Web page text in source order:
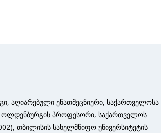
აღიარებული ენათმეცნიერი, საქართველოსა
ოლდენბურგის პროფესორი, საქართველოს
თბილისის სახელმწიფო უნივერსიტეტის